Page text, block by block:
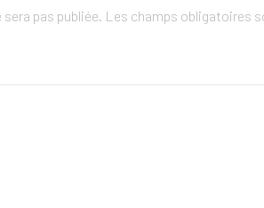
pas publiée. Les champs obligatoires